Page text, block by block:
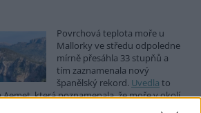
Povrchová teplota moře u
Mallorky ve středu odpoledne
mírně přesáhla 33 stupňů a
tím zaznamenala nový
španělský rekord. Uvedla to
která poznamenala, že moře v okolí